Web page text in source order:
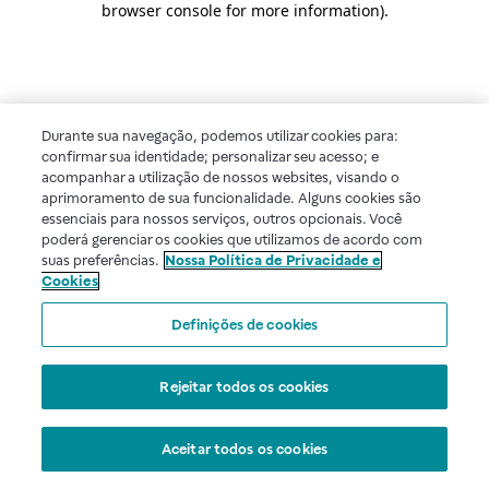
browser console for more information).
Durante sua navegação, podemos utilizar cookies para:
confirmar sua identidade; personalizar seu acesso; e
acompanhar a utilização de nossos websites, visando o
aprimoramento de sua funcionalidade. Alguns cookies são
essenciais para nossos serviços, outros opcionais. Você
poderá gerenciar os cookies que utilizamos de acordo com
suas preferências. Nossa Política de Privacidade e
Cookies
Definições de cookies
Rejeitar todos os cookies
Aceitar todos os cookies